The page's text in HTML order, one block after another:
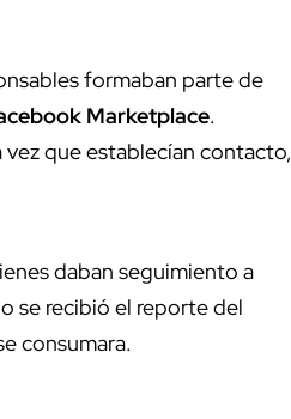
formaban parte de
Marketplace.
que establecían contacto,
daban seguimiento a
se recibió el reporte del
consumara.